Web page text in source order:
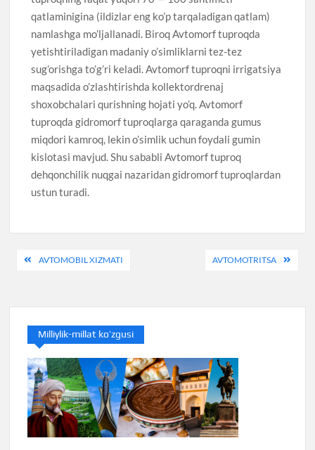
qatlaminigina (ildizlar eng ko’p tarqaladigan qatlam)
namlashga mo’ljallanadi. Biroq Avtomorf tuproqda
yetishtiriladigan madaniy o’simliklarni tez-tez
sug’orishga to’g’ri keladi. Avtomorf tuproqni irrigatsiya
maqsadida o’zlashtirishda kollektordrenaj
shoxobchalari qurishning hojati yo’q. Avtomorf
tuproqda gidromorf tuproqlarga qaraganda gumus
miqdori kamroq, lekin o’simlik uchun foydali gumin
kislotasi mavjud. Shu sababli Avtomorf tuproq
dehqonchilik nuqgai nazaridan gidromorf tuproqlardan
ustun turadi.
PostAVTOMOBIL XIZMATI AVTOMOTRITSA
Milliylik-millat ko’zgusi